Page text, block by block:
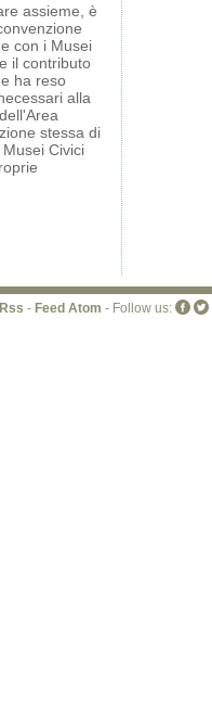
assieme, è
con i Musei
il contributo
ha reso
alla
stessa di
Civici
- Feed Atom - Follow us: